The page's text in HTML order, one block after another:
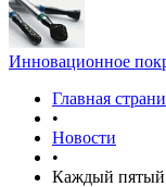
Инновационное
Главная
•
Новости
•
Каждый пятый